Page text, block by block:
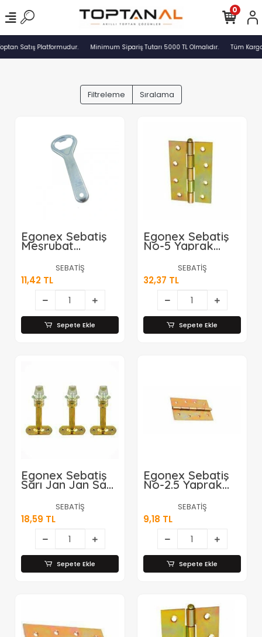
Satış Platformudur. Minimum Sipariş Tutarı 5000 TL Olmalıdır. Tüm
0
Filtreleme Sıralama
Egonex Sebatiş
Meşrubat
Açacak*24x60
SEBATİŞ
11,42 TL
Sepete Ekle
Egonex Sebatiş
No-5 Yaprak
Menteşe*12x10
SEBATİŞ
32,37 TL
Sepete Ekle
Egonex Sebatiş
Sarı Jan Jan Sac
Kapı Stoperi
Tampon*50x10
SEBATİŞ
18,59 TL
Sepete Ekle
Egonex Sebatiş
No-2.5 Yaprak
Menteşe *24x48
SEBATİŞ
9,18 TL
Sepete Ekle